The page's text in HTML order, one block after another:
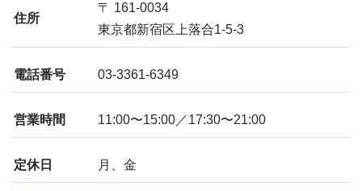
住所
〒 161-0034
東京都新宿区上落合1-5-3
電話番号 03-3361-6349
営業時間 11:00〜15:00／17:30〜21:00
定休日 月、金